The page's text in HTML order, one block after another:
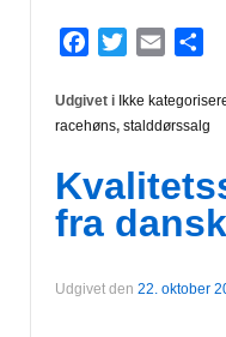
Facebook
TwitterEmail
Udgivet i Ikke
racehøns, stalddørssalg
fra
Udgivet den 22. oktober